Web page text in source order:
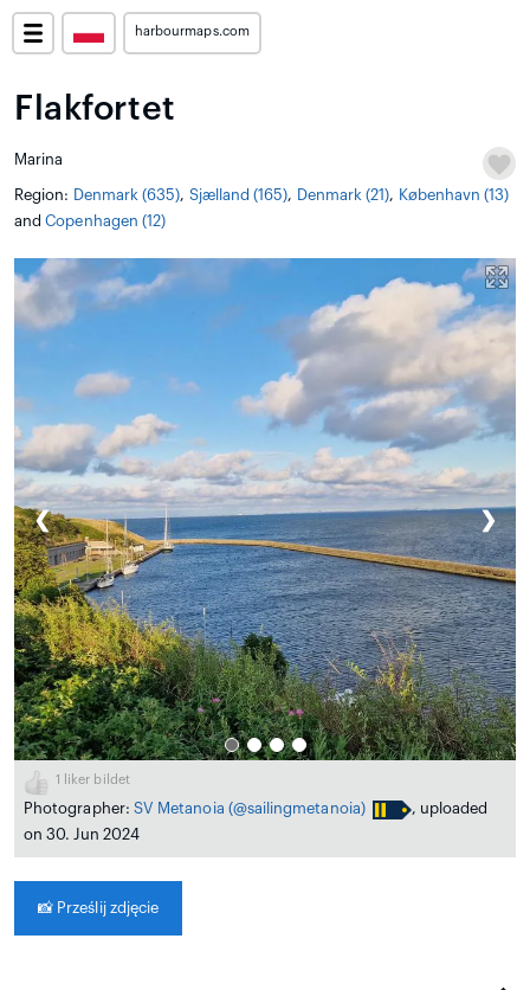
harbourmaps.com
Flakfortet
Marina
Region: Denmark (635), Sjælland (165), Denmark (21), København (13)
andCopenhagen (12)
❮ ❯
1 liker bildet
Photographer: SV Metanoia (@sailingmetanoia)
, uploaded
on 30. Jun 2024
📸 Prześlij zdjęcie